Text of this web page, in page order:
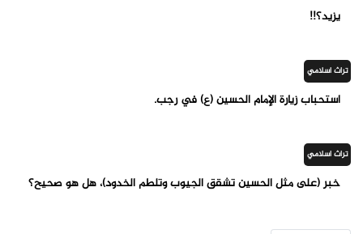
يزيد؟!!
تراث اسلامي
استحباب زيارة الإمام الحسين (ع) في رجب.
تراث اسلامي
خبر (على مثل الحسين تشقق الجيوب وتلطم الخدود)، هل هو صحيح؟